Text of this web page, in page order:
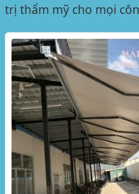
trị thẩm mỹ cho mọi